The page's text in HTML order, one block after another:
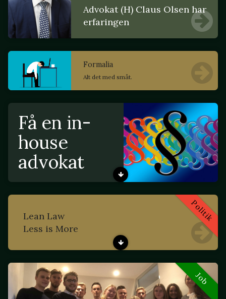
Advokat (H) Claus Olsen har
erfaringen
Formalia
Alt det med småt.
Få en in-
house
advokat
Politik
Lean Law
Less is More
Job